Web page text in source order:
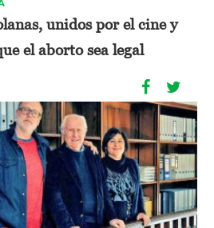
unidos por el cine y
el aborto sea legal